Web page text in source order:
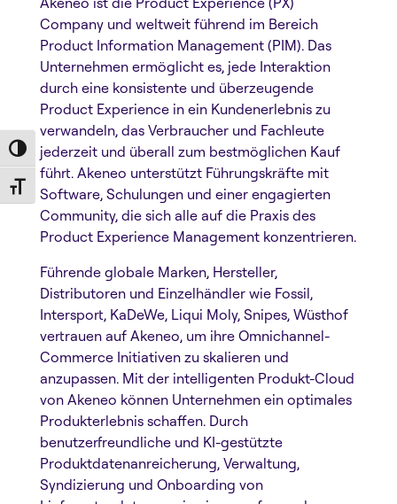
Toggle High Contrast
Toggle Font size
Company und weltweit führend im Bereich
Product Information Management (PIM). Das
Unternehmen ermöglicht es, jede Interaktion
durch eine konsistente und überzeugende
Product Experience in ein Kundenerlebnis zu
verwandeln, das Verbraucher und Fachleute
jederzeit und überall zum bestmöglichen Kauf
führt. Akeneo unterstützt Führungskräfte mit
Software, Schulungen und einer engagierten
Community, die sich alle auf die Praxis des
Product Experience Management konzentrieren.
Führende globale Marken, Hersteller,
Distributoren und Einzelhändler wie Fossil,
Intersport, KaDeWe, Liqui Moly, Snipes, Wüsthof
vertrauen auf Akeneo, um ihre Omnichannel-
Commerce Initiativen zu skalieren und
anzupassen. Mit der intelligenten Produkt-Cloud
von Akeneo können Unternehmen ein optimales
Produkterlebnis schaffen. Durch
benutzerfreundliche und KI-gestützte
Produktdatenanreicherung, Verwaltung,
Syndizierung und Onboarding von